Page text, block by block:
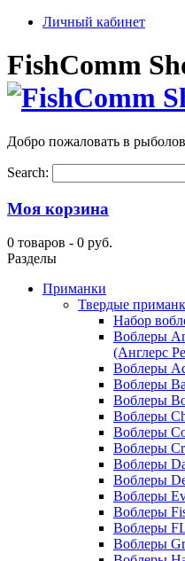
Личный кабинет
FishComm
Добро пожаловать в
Search:
Моя корзина
0 товаров - 0 руб.
Разделы
Приманки
Твердые
Набор
Воблеры
(Англерс
Воблеры
Воблеры
Воблеры
Воблеры
Воблеры
Воблеры
Воблеры
Воблеры
Воблеры
Воблеры
Воблеры
Воблеры